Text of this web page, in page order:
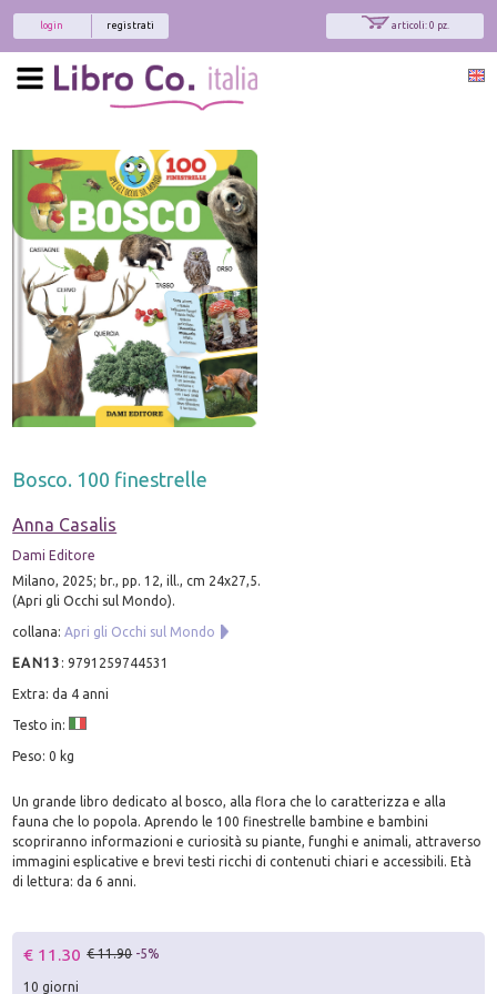
articoli: 0 pz.
registrati
login
Bosco. 100 finestrelle
Anna Casalis
Dami Editore
Milano, 2025; br., pp. 12, ill., cm 24x27,5.
(Apri gli Occhi sul Mondo).
collana:Apri gli Occhi sul Mondo
EAN13 :9791259744531
Extra: da 4 anni
Testo in:
Peso: 0 kg
Un grande libro dedicato al bosco, alla flora che lo caratterizza e alla
fauna che lo popola. Aprendo le 100 finestrelle bambine e bambini
scopriranno informazioni e curiosità su piante, funghi e animali, attraverso
immagini esplicative e brevi testi ricchi di contenuti chiari e accessibili. Età
di lettura: da 6 anni.
€ 11.30 € 11.90 -5%
10 giorni